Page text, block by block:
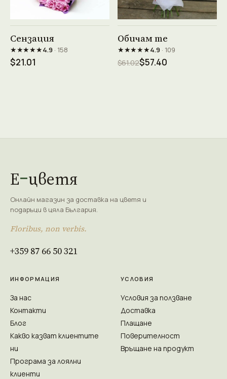
Сензация
★★★★★4.9· 158
$21.01
Обичам те
★★★★★4.9· 109
$61.02$57.40
Е цветя
Онлайн магазин за доставка на цветя и
подаръци в цяла България.
Floribus, non verbis.
+359 87 66 50 321
ИНФОРМАЦИЯ
За нас
Контакти
Блог
Какво казват клиентите
ни
Програма за лоялни
клиенти
УСЛОВИЯ
Условия за ползване
Доставка
Плащане
Поверителност
Връщане на продукт